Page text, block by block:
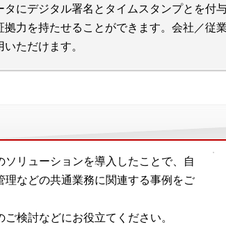
タにデジタル署名とタイムスタンプとを付
力を持たせることができます。会社／従
ただけます。
リューションを導入したことで、自
などの共通業務に関連する事例をご
検討などにお役立てください。